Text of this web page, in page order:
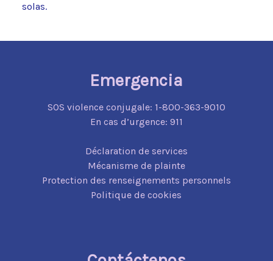
solas.
Emergencia
SOS violence conjugale: 1-800-363-9010
En cas d’urgence: 911
Déclaration de services
Mécanisme de plainte
Protection des renseignements personnels
Politique de cookies